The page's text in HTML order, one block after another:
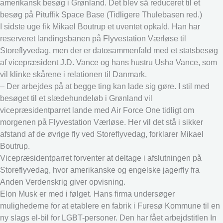
amerikansk besøg i Grønland. Det blev så reduceret til et
besøg på Pituffik Space Base (Tidligere Thulebasen red.)
I sidste uge fik Mikael Boutrup et uventet opkald. Han har
reserveret landingsbanen på Flyvestation Værløse til
Storeflyvedag, men der er datosammenfald med et statsbesøg
af vicepræsident J.D. Vance og hans hustru Usha Vance, som
vil klinke skårene i relationen til Danmark.
– Der arbejdes på at begge ting kan lade sig gøre. I stil med
besøget til et slædehundeløb i Grønland vil
vicepræsidentparret lande med Air Force One tidligt om
morgenen på Flyvestation Værløse. Her vil det stå i sikker
afstand af de øvrige fly ved Storeflyvedag, forklarer Mikael
Boutrup.
Vicepræsidentparret forventer at deltage i afslutningen på
Storeflyvedag, hvor amerikanske og engelske jagerfly fra
Anden Verdenskrig giver opvisning.
Elon Musk er med i følget. Hans firma undersøger
mulighederne for at etablere en fabrik i Furesø Kommune til en
ny slags el-bil for LGBT-personer. Den har fået arbejdstitlen In